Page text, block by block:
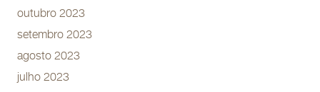
outubro 2023
setembro 2023
agosto 2023
julho 2023